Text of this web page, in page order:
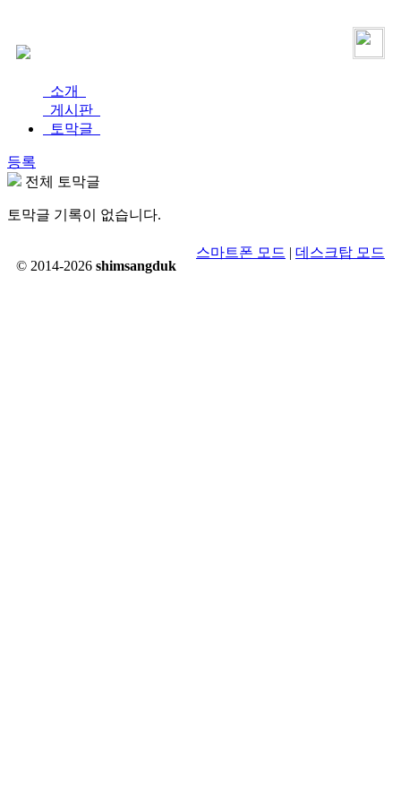
소개
게시판
토막글
등록
전체 토막글
토막글 기록이 없습니다.
© 2014-2026 shimsangduk
스마트폰 모드 | 데스크탑 모드